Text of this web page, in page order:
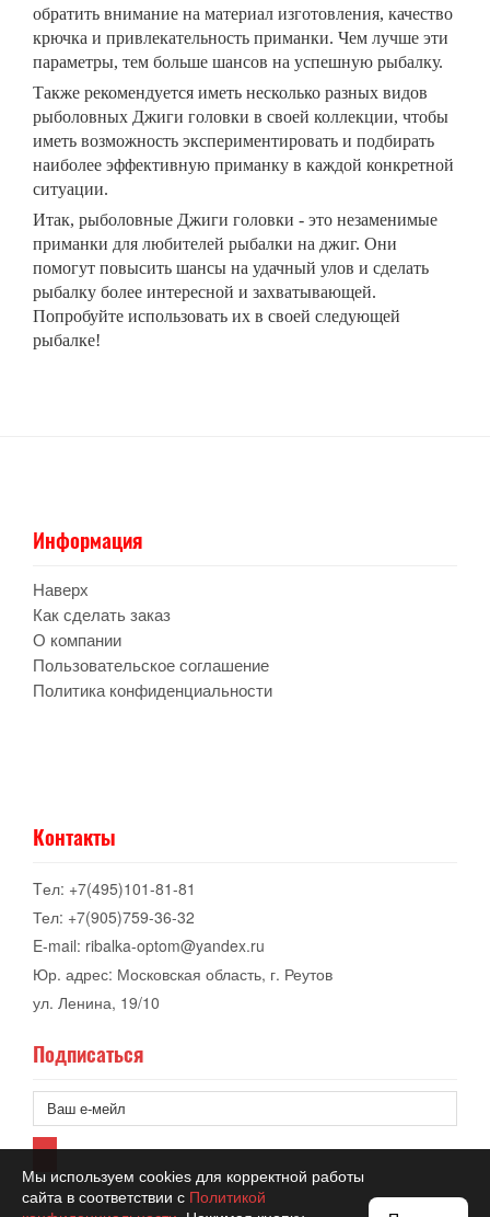
обратить внимание на материал изготовления, качество
крючка и привлекательность приманки. Чем лучше эти
параметры, тем больше шансов на успешную рыбалку.
Также рекомендуется иметь несколько разных видов
рыболовных Джиги головки в своей коллекции, чтобы
иметь возможность экспериментировать и подбирать
наиболее эффективную приманку в каждой конкретной
ситуации.
Итак, рыболовные Джиги головки - это незаменимые
приманки для любителей рыбалки на джиг. Они
помогут повысить шансы на удачный улов и сделать
рыбалку более интересной и захватывающей.
Попробуйте использовать их в своей следующей
рыбалке!
Информация
Наверх
Как сделать заказ
О компании
Пользовательское соглашение
Политика конфиденциальности
Контакты
Tел: +7(495)101-81-81
Тел: +7(905)759-36-32
E-mail: ribalka-optom@yandex.ru
Юр. адрес: Московская область, г. Реутов
ул. Ленина, 19/10
Подписаться
Мы используем cookies для корректной работы
сайта в соответствии с Политикой